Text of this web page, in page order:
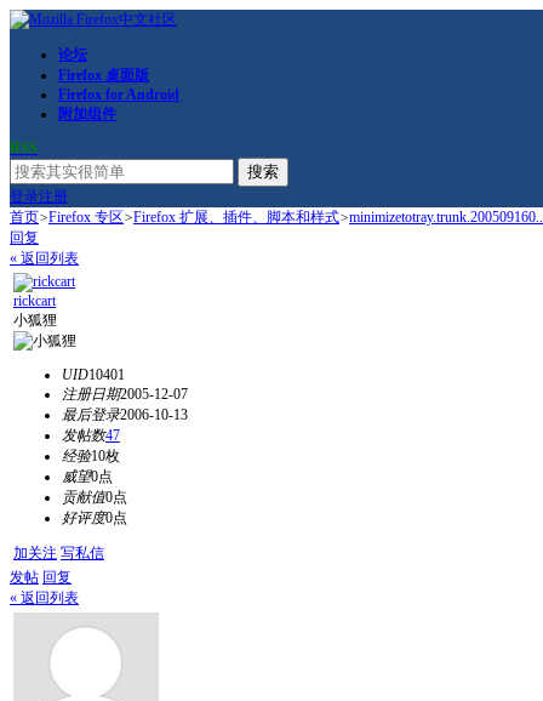
论坛
Firefox 桌面版
Firefox for Android
附加组件
RSS
搜索
登录注册
首页>Firefox 专区>Firefox 扩展、插件、脚本和样式>
回复
« 返回列表
rickcart
小狐狸
UID10401
注册日期2005-12-07
最后登录2006-10-13
发帖数47
经验10枚
威望0点
贡献值0点
好评度0点
加关注 写私信
发帖 回复
« 返回列表